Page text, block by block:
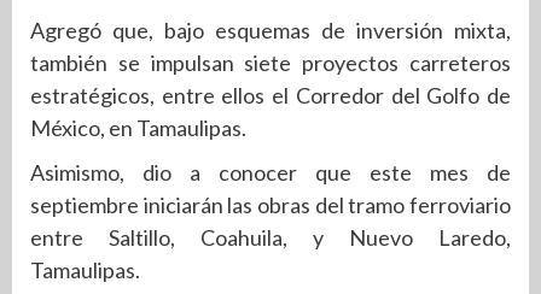
Agregó que, bajo esquemas de inversión mixta,
también se impulsan siete proyectos carreteros
estratégicos, entre ellos el Corredor del Golfo de
México, en Tamaulipas.
Asimismo, dio a conocer que este mes de
septiembre iniciarán las obras del tramo ferroviario
entre Saltillo, Coahuila, y Nuevo Laredo,
Tamaulipas.